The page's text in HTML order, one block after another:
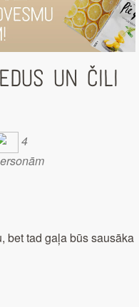
UN ČILI
4
bet tad gaļa būs sausāka